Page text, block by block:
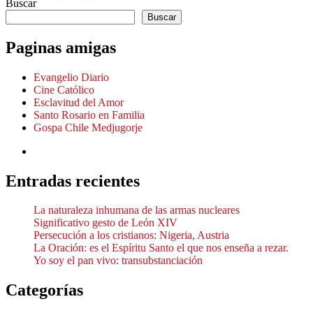
Buscar
Buscar
Paginas amigas
Evangelio Diario
Cine Católico
Esclavitud del Amor
Santo Rosario en Familia
Gospa Chile Medjugorje
Entradas recientes
La naturaleza inhumana de las armas nucleares
Significativo gesto de León XIV
Persecución a los cristianos: Nigeria, Austria
La Oración: es el Espíritu Santo el que nos enseña a rezar.
Yo soy el pan vivo: transubstanciación
Categorías